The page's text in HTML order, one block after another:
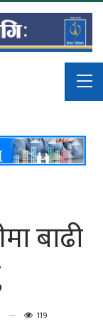
बाढी
119